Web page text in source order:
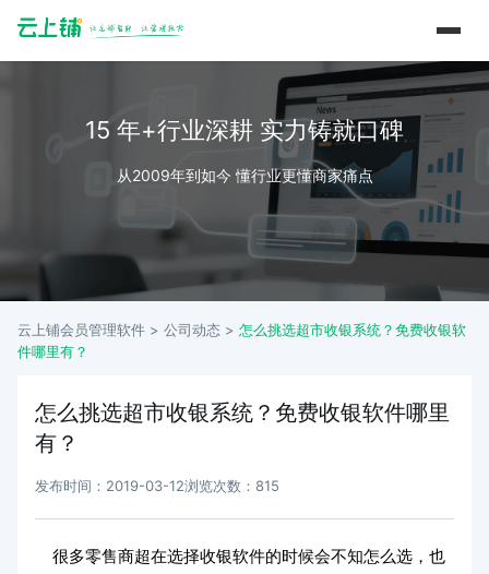
15 年+行业深耕 实力铸就口碑
从2009年到如今 懂行业更懂商家痛点
云上铺会员管理软件 > 公司动态 > 怎么挑选超市收银系统？免费收银软
件哪里有？
怎么挑选超市收银系统？免费收银软件哪里
有？
发布时间：2019-03-12浏览次数：815
很多零售商超在选择收银软件的时候会不知怎么选，也